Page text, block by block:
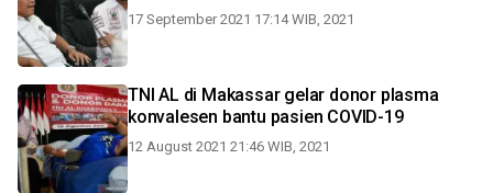
17 September 2021 17:14 WIB, 2021
TNI AL di Makassar gelar donor plasma
konvalesen bantu pasien COVID-19
12 August 2021 21:46 WIB, 2021